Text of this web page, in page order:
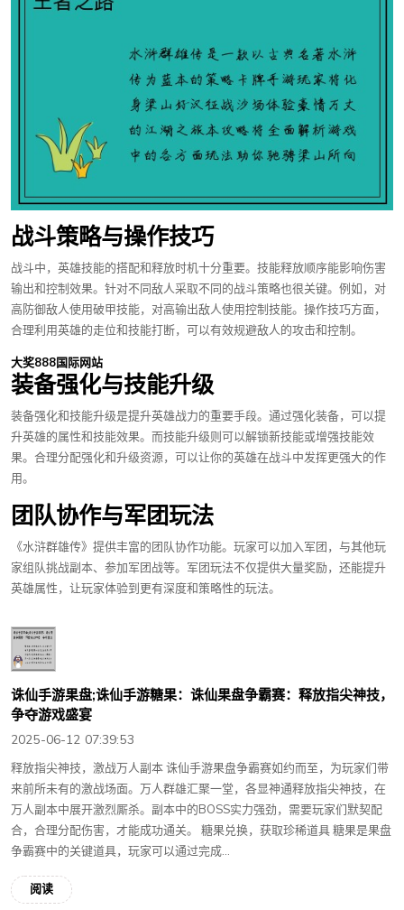
战斗策略与操作技巧
战斗中，英雄技能的搭配和释放时机十分重要。技能释放顺序能影响伤害
输出和控制效果。针对不同敌人采取不同的战斗策略也很关键。例如，对
高防御敌人使用破甲技能，对高输出敌人使用控制技能。操作技巧方面，
合理利用英雄的走位和技能打断，可以有效规避敌人的攻击和控制。
大奖888国际网站
装备强化与技能升级
装备强化和技能升级是提升英雄战力的重要手段。通过强化装备，可以提
升英雄的属性和技能效果。而技能升级则可以解锁新技能或增强技能效
果。合理分配强化和升级资源，可以让你的英雄在战斗中发挥更强大的作
用。
团队协作与军团玩法
《水浒群雄传》提供丰富的团队协作功能。玩家可以加入军团，与其他玩
家组队挑战副本、参加军团战等。军团玩法不仅提供大量奖励，还能提升
英雄属性，让玩家体验到更有深度和策略性的玩法。
诛仙手游果盘;诛仙手游糖果：诛仙果盘争霸赛：释放指尖神技，
争夺游戏盛宴
2025-06-12 07:39:53
释放指尖神技，激战万人副本 诛仙手游果盘争霸赛如约而至，为玩家们带
来前所未有的激战场面。万人群雄汇聚一堂，各显神通释放指尖神技，在
万人副本中展开激烈厮杀。副本中的BOSS实力强劲，需要玩家们默契配
合，合理分配伤害，才能成功通关。 糖果兑换，获取珍稀道具 糖果是果盘
争霸赛中的关键道具，玩家可以通过完成...
阅读